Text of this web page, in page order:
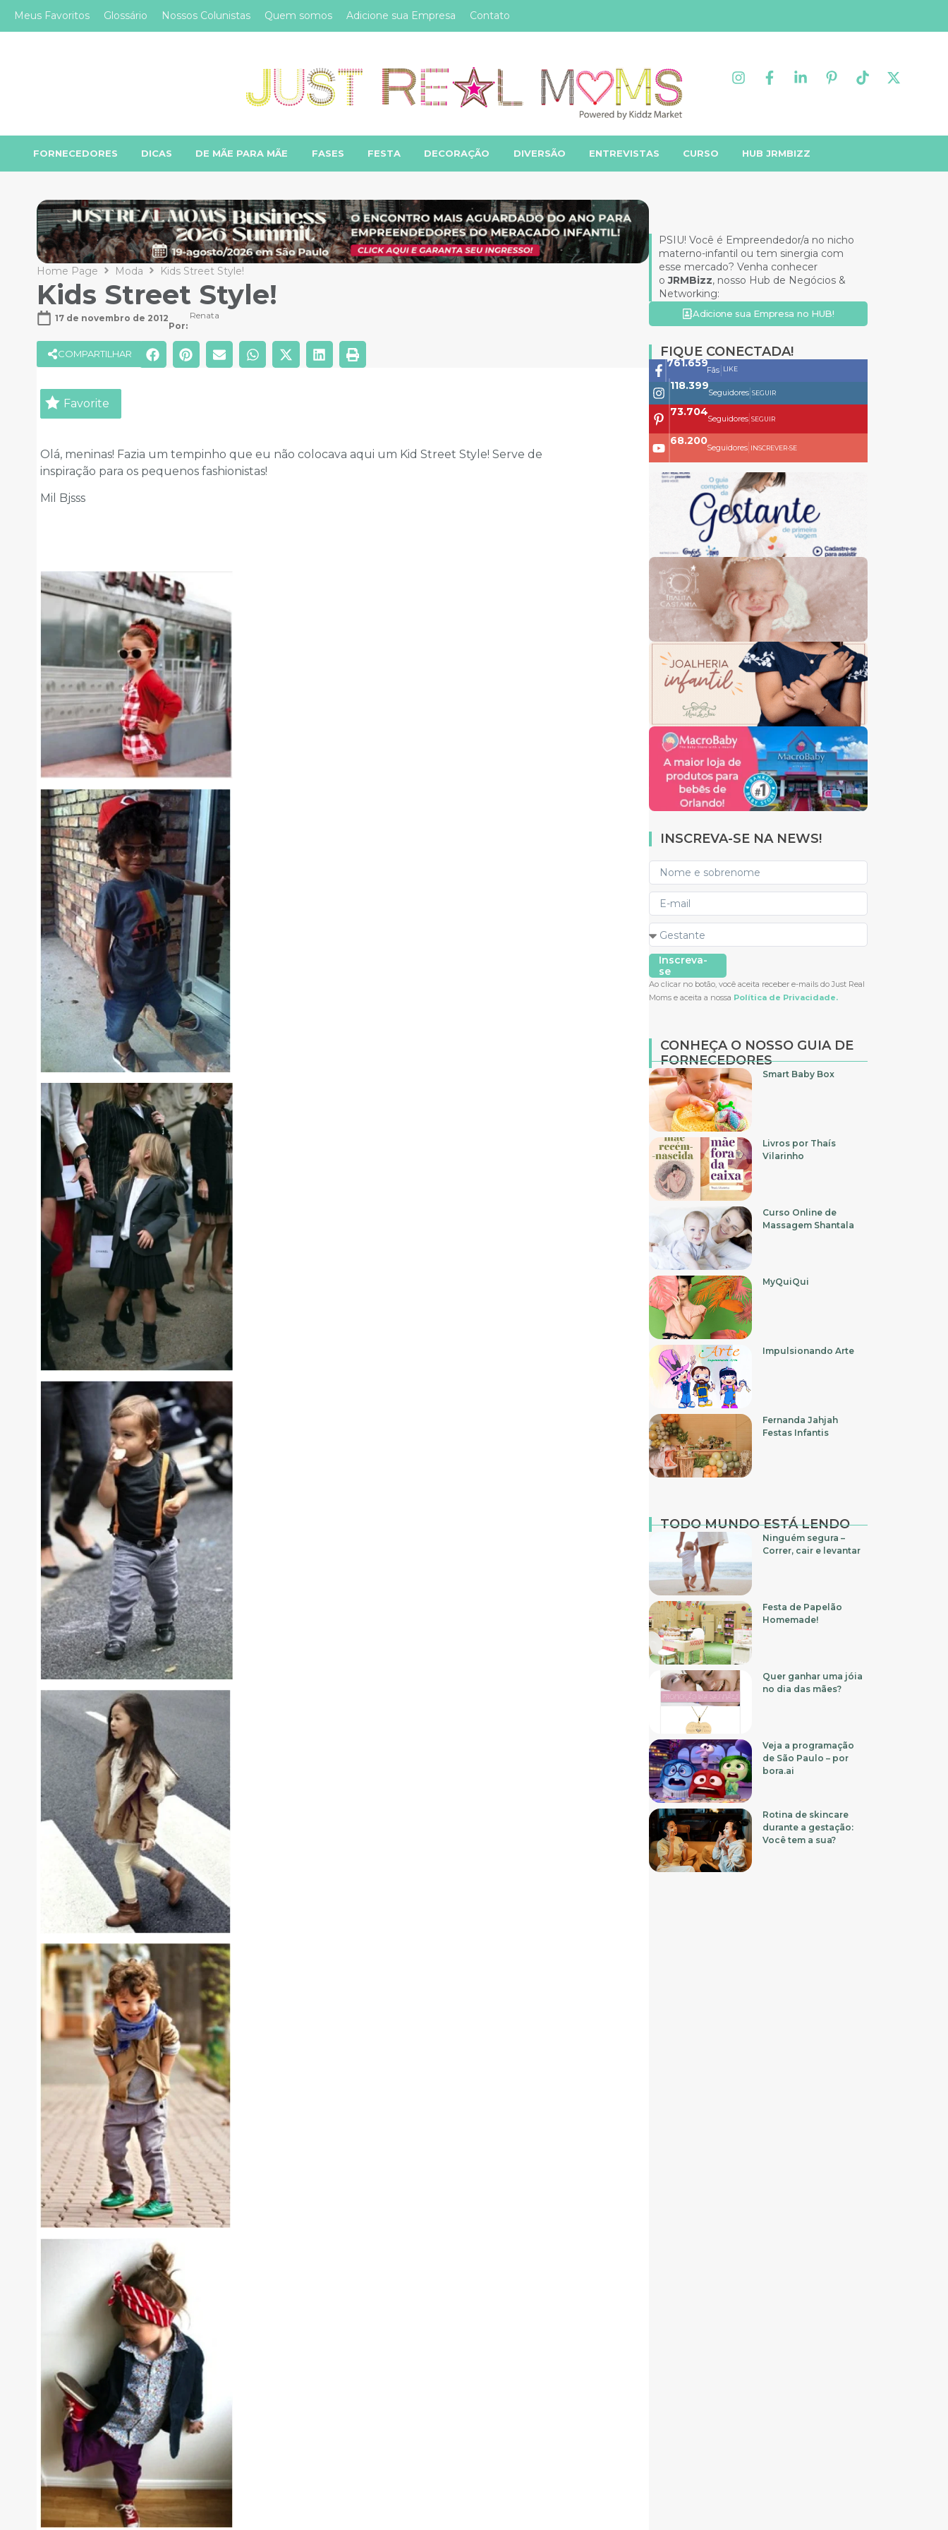
Meus Favoritos Glossário Nossos Colunistas Quem somos Adicione sua Empresa Contato
FORNECEDORES DICAS DE MÃE PARA MÃE FASES FESTA DECORAÇÃO DIVERSÃO ENTREVISTAS CURSO HUB JRMBIZZ
Home Page Moda Kids Street Style!
Kids Street Style!
17 de novembro de 2012
Por:
Renata
COMPARTILHAR
Favorite
Olá, meninas! Fazia um tempinho que eu não colocava aqui um Kid Street Style! Serve de
inspiração para os pequenos fashionistas!
Mil Bjsss
PSIU! Você é Empreendedor/a no nicho
materno-infantil ou tem sinergia com
esse mercado? Venha conhecer
oJRMBizz, nosso Hub de Negócios &
Networking:
Adicione sua Empresa no HUB!
FIQUE CONECTADA!
761.659
Fãs LIKE
118.399
Seguidores| SEGUIR
73.704
Seguidores| SEGUIR
68.200
Seguidores| INSCREVER-SE
INSCREVA-SE NA NEWS!
Inscreva-
se
Ao clicar no botão, você aceita receber e-mails do Just Real
Moms e aceita a nossa Política de Privacidade.
CONHEÇA O NOSSO GUIA DE
FORNECEDORES
Smart Baby Box
Livros por Thaís
Vilarinho
Curso Online de
Massagem Shantala
MyQuiQui
Impulsionando Arte
Fernanda Jahjah
Festas Infantis
TODO MUNDO ESTÁ LENDO
Ninguém segura –
Correr, cair e levantar
Festa de Papelão
Homemade!
Quer ganhar uma jóia
no dia das mães?
Veja a programação
de São Paulo – por
bora.ai
Rotina de skincare
durante a gestação:
Você tem a sua?